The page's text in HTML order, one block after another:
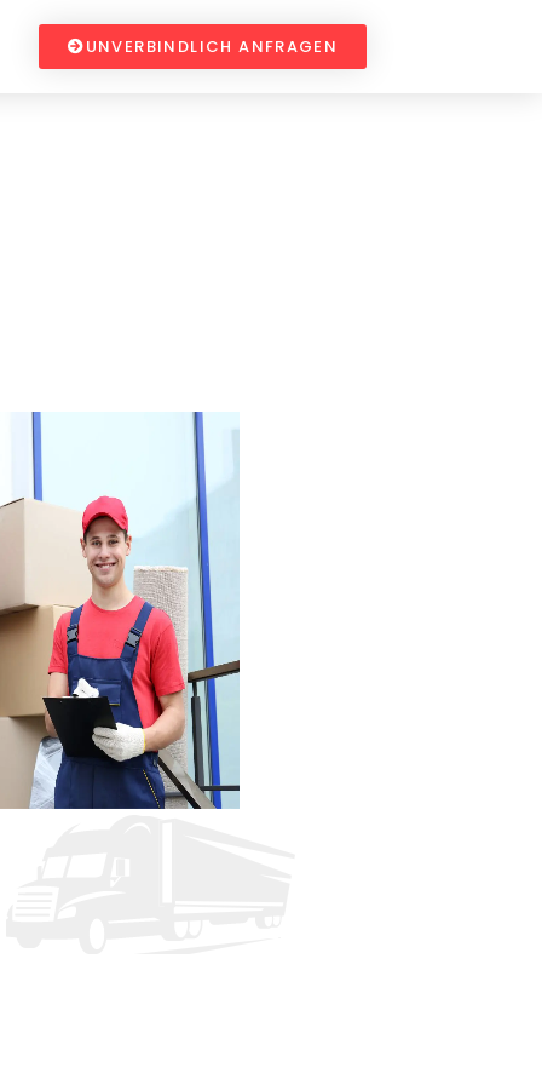
UNVERBINDLICH ANFRAGEN